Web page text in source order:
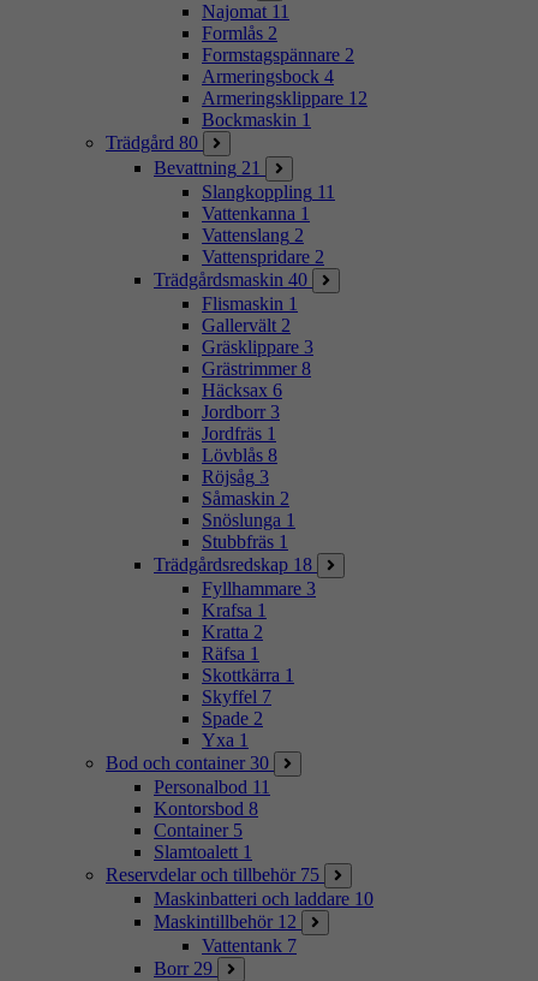
Najomat 11
Formlås 2
Formstagspännare 2
Armeringsbock 4
Armeringsklippare 12
Bockmaskin 1
Trädgård 80
Bevattning 21
Slangkoppling 11
Vattenkanna 1
Vattenslang 2
Vattenspridare 2
Trädgårdsmaskin 40
Flismaskin 1
Gallervält 2
Gräsklippare 3
Grästrimmer 8
Häcksax 6
Jordborr 3
Jordfräs 1
Lövblås 8
Röjsåg 3
Såmaskin 2
Snöslunga 1
Stubbfräs 1
Trädgårdsredskap 18
Fyllhammare 3
Krafsa 1
Kratta 2
Räfsa 1
Skottkärra 1
Skyffel 7
Spade 2
Yxa 1
Bod och container 30
Personalbod 11
Kontorsbod 8
Container 5
Slamtoalett 1
Reservdelar och tillbehör 75
Maskinbatteri och laddare 10
Maskintillbehör 12
Vattentank 7
Borr 29